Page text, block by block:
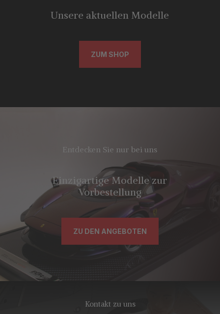
Unsere aktuellen Modelle
ZUM SHOP
Entdecken Sie nur bei uns
Einzigartige Modelle zur
Vorbestellung
ZU DEN ANGEBOTEN
Kontakt zu uns